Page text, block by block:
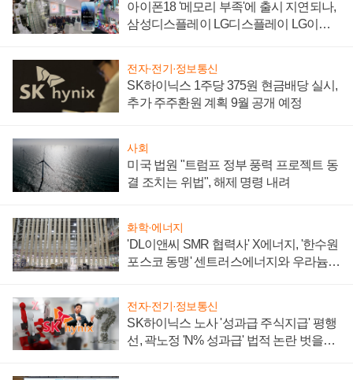
아이폰18 '메모리 부족'에 출시 지연되나,
삼성디스플레이 LG디스플레이 LG이노
전자·전기·정보통신
SK하이닉스 1주당 375원 현금배당 실시,
추가 주주환원 계획 9월 공개 예정
사회
미국 법원 "트럼프 정부 풍력 프로젝트 동
결 조치는 위법", 해제 명령 내려
화학·에너지
'DL이앤씨 SMR 협력사' X에너지, '한수원
포스코 동맹' 센트러스에너지와 우라늄
전자·전기·정보통신
SK하이닉스 노사 '성과급 주식지급' 평행
선, 곽노정 'N% 성과급' 법적 논란 벗을지